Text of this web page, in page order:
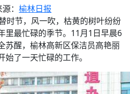
： 榆林日报
时节，风一吹，枯黄的树叶纷纷
里最忙碌的季节。11月1日早晨6
苏醒，榆林高新区保洁员高艳丽
了一天忙碌的工作。